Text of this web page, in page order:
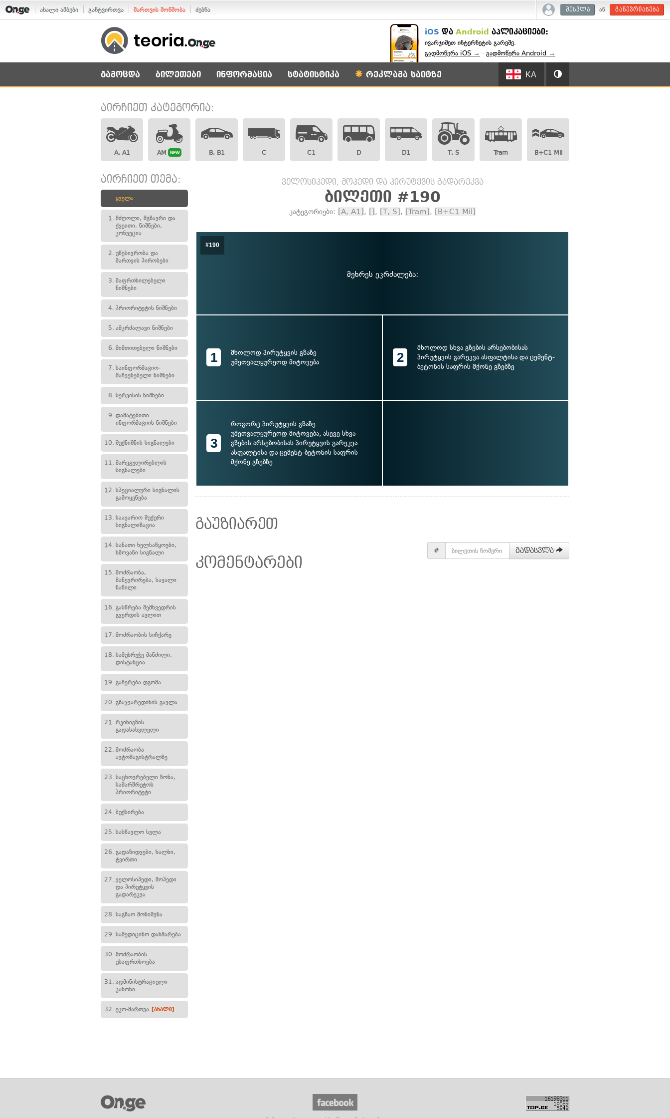
ახალი ამბები განტვირთვა მართვის მოწმობა ძებნა შესვლა ან გაწევრიანება
iOS და Android აპლიკაციები:
ივარჯიშეთ ინტერნეტის გარეშე.
გადმოწერა iOS → · გადმოწერა Android →
გამოცდა ბილეთები ინფორმაცია სტატისტიკა რეკლამა საიტზე KA
აირჩიეთ კატეგორია:
A, A1 AM NEW B, B1 C C1 D D1 T, S Tram B+C1 Mil
აირჩიეთ თემა:
ყველა
1. მძღოლი, მგზავრი და
ქვეითი, ნიშნები,
კონვეცია
2. უწესივრობა და
მართვის პირობები
3. მაფრთხილებელი
ნიშნები
4. პრიორიტეტის ნიშნები
5. ამკრძალავი ნიშნები
6. მიმთითებელი ნიშნები
7. საინფორმაციო-
მაჩვენებელი ნიშნები
8. სერვისის ნიშნები
9. დამატებითი
ინფორმაციის ნიშნები
10. შუქნიშნის სიგნალები
11. მარეგულირებლის
სიგნალები
12. სპეციალური სიგნალის
გამოყენება
13. საავარიო შუქური
სიგნალიზაცია
14. სანათი ხელსაწყოები,
ხმოვანი სიგნალი
15. მოძრაობა,
მანევრირება, სავალი
ნაწილი
16. გასწრება შემხვედრის
გვერდის ავლით
17. მოძრაობის სიჩქარე
18. სამუხრუჭე მანძილი,
დისტანცია
19. გაჩერება დგომა
20. გზაჯვარედინის გავლა
21. რკინიგზის
გადასასვლელი
22. მოძრაობა
ავტომაგისტრალზე
23. საცხოვრებელი ზონა,
სამარშრუტოს
პრიორიტეტი
24. ბუქსირება
25. სასწავლო სვლა
26. გადაზიდვები, ხალხი,
ტვირთი
27. ველოსიპედი, მოპედი
და პირუტყვის
გადარეკვა
28. საგზაო მონიშვნა
29. სამედიცინო დახმარება
30. მოძრაობის
უსაფრთხოება
31. ადმინისტრაციული
კანონი
32. ეკო-მართვა [ახალი]
ველოსიპედი, მოპედი და პირუტყვის გადარეკვა
ბილეთი #190
კატეგორიები: [A, A1], [], [T, S], [Tram], [B+C1 Mil]
#190
მეხრეს ეკრძალება:
1
მხოლოდ პირუტყვის გზაზე
უმეთვალყურეოდ მიტოვება
2
მხოლოდ სხვა გზების არსებობისას
პირუტყვის გარეკვა ასფალტისა და ცემენტ-
ბეტონის საფრის მქონე გზებზე
3
როგორც პირუტყვის გზაზე
უმეთვალყურეოდ მიტოვება, ასევე სხვა
გზების არსებობისას პირუტყვის გარეკვა
ასფალტისა და ცემენტ-ბეტონის საფრის
მქონე გზებზე
# გადასვლა
გაუზიარეთ
კომენტარები